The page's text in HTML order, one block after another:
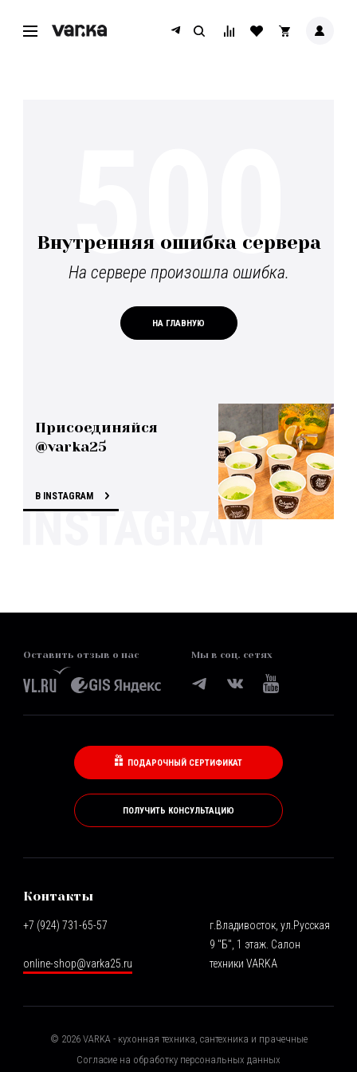
Внутренняя ошибка сервера
На сервере произошла ошибка.
НА ГЛАВНУЮ
500
Присоединяйся
@varka25
В INSTAGRAM
Оставить отзыв о нас Мы в соц. сетях
ПОДАРОЧНЫЙ СЕРТИФИКАТ
ПОЛУЧИТЬ КОНСУЛЬТАЦИЮ
Контакты
+7 (924) 731-65-57
online-shop@varka25.ru
г.Владивосток, ул.Русская
9 "Б", 1 этаж. Салон
техники VARKA
© 2026VARKA - кухонная техника, сантехника и прачечные
Согласие на обработку персональных данных